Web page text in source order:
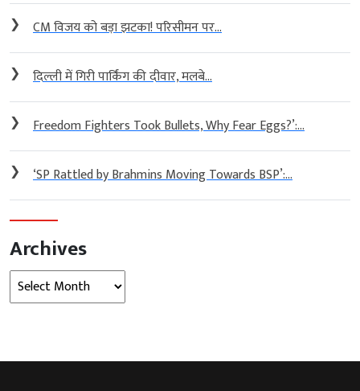
❯ CM विजय को बड़ा झटका! परिसीमन पर...
❯ दिल्ली में गिरी पार्किंग की दीवार, मलबे...
❯ Freedom Fighters Took Bullets, Why Fear Eggs?’:...
❯ ‘SP Rattled by Brahmins Moving Towards BSP’:...
Archives
Archives